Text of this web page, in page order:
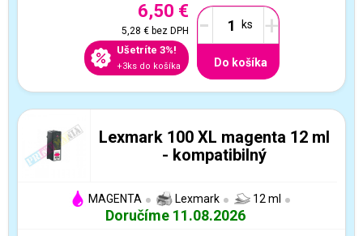
6,50 €
5,28 €bez DPH
Ušetríte 3%!
+3ks do košíka
- +
Do košíka
Lexmark 100 XL magenta 12 ml
- kompatibilný
MAGENTA Lexmark 12 ml
Doručíme 11.08.2026